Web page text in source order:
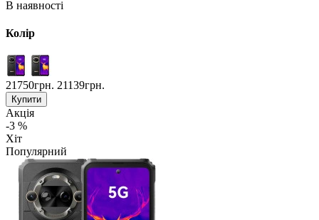
В наявності
Колір
21750грн. 21139грн.
Купити
Акція
-3 %
Хіт
Популярний